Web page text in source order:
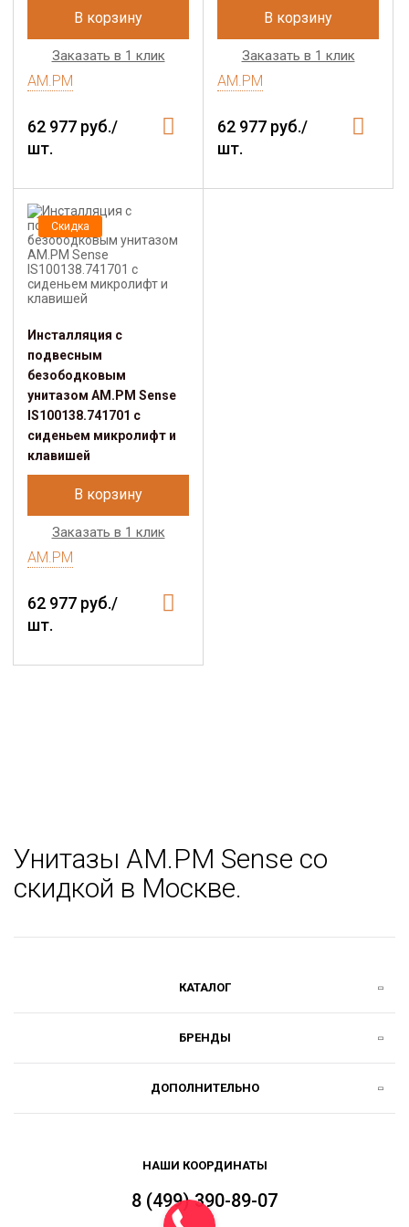
В корзину
Заказать в 1 клик
AM.PM
62 977 руб./
шт.
В корзину
Заказать в 1 клик
AM.PM
62 977 руб./
шт.
Скидка
Инсталляция с
подвесным
безободковым
унитазом AM.PM Sense
IS100138.741701 с
сиденьем микролифт и
клавишей
В корзину
Заказать в 1 клик
AM.PM
62 977 руб./
шт.
Унитазы AM.PM Sense со
скидкой в Москве.
КАТАЛОГ
БРЕНДЫ
ДОПОЛНИТЕЛЬНО
НАШИ КООРДИНАТЫ
8 (499) 390-89-07